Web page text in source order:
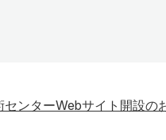
センターWebサイト開設の